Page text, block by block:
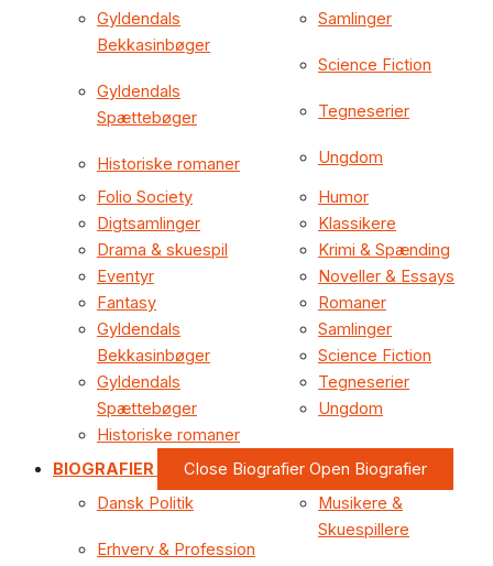
Gyldendals
Bekkasinbøger
Gyldendals
Spættebøger
Historiske romaner
Samlinger
Science Fiction
Tegneserier
Ungdom
Folio Society
Digtsamlinger
Drama & skuespil
Eventyr
Fantasy
Gyldendals
Bekkasinbøger
Gyldendals
Spættebøger
Historiske romaner
Humor
Klassikere
Krimi & Spænding
Noveller & Essays
Romaner
Samlinger
Science Fiction
Tegneserier
Ungdom
BIOGRAFIER Close Biografier Open Biografier
Dansk Politik
Erhverv & Profession
Musikere &
Skuespillere